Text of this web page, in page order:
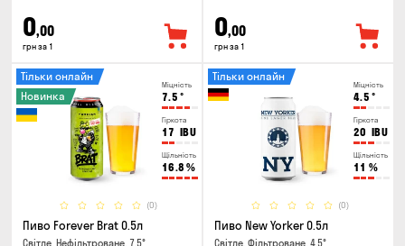
0,00
грн за 1
0,00
грн за 1
Міцність
7.5 °
Гіркота
17 IBU
Щільність
16.8 %
(0)
Тільки онлайн
Новинка
Пиво Forever Brat 0.5л
Світле, Нефільтроване, 7.5°
Міцність
4.5 °
Гіркота
20 IBU
Щільність
11 %
(0)
Тільки онлайн
Пиво New Yorker 0.5л
Світле, Фільтроване, 4.5°